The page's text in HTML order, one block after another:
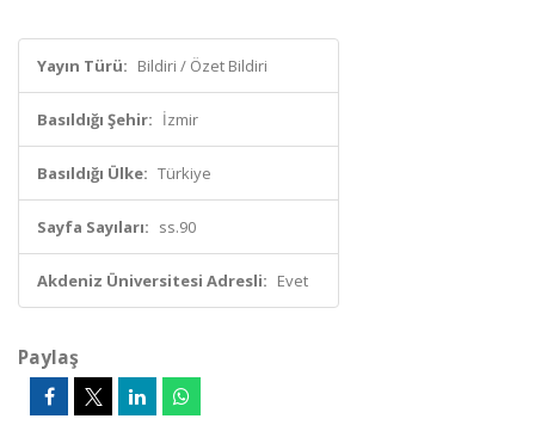
Yayın Türü: Bildiri / Özet Bildiri
Basıldığı Şehir: İzmir
Basıldığı Ülke: Türkiye
Sayfa Sayıları: ss.90
Akdeniz Üniversitesi Adresli: Evet
Paylaş